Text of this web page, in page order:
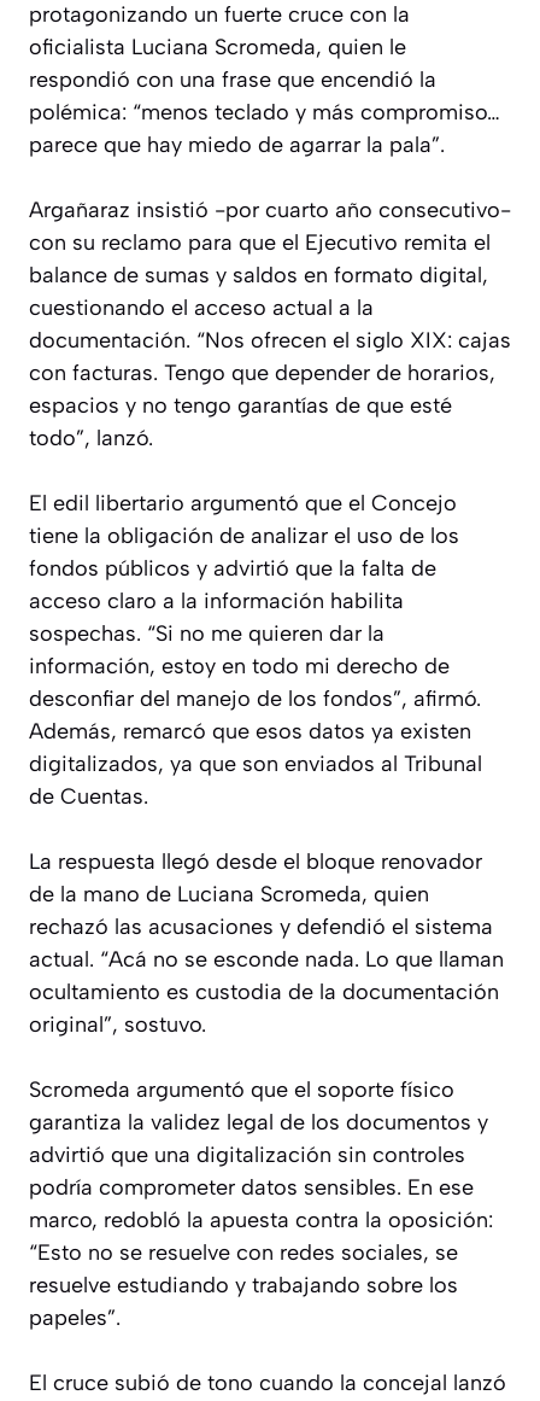
protagonizando un fuerte cruce con la
oficialista Luciana Scromeda, quien le
respondió con una frase que encendió la
polémica: “menos teclado y más compromiso…
parece que hay miedo de agarrar la pala”.
Argañaraz insistió -por cuarto año consecutivo-
con su reclamo para que el Ejecutivo remita el
balance de sumas y saldos en formato digital,
cuestionando el acceso actual a la
documentación. “Nos ofrecen el siglo XIX: cajas
con facturas. Tengo que depender de horarios,
espacios y no tengo garantías de que esté
todo”, lanzó.
El edil libertario argumentó que el Concejo
tiene la obligación de analizar el uso de los
fondos públicos y advirtió que la falta de
acceso claro a la información habilita
sospechas. “Si no me quieren dar la
información, estoy en todo mi derecho de
desconfiar del manejo de los fondos”, afirmó.
Además, remarcó que esos datos ya existen
digitalizados, ya que son enviados al Tribunal
de Cuentas.
La respuesta llegó desde el bloque renovador
de la mano de Luciana Scromeda, quien
rechazó las acusaciones y defendió el sistema
actual. “Acá no se esconde nada. Lo que llaman
ocultamiento es custodia de la documentación
original”, sostuvo.
Scromeda argumentó que el soporte físico
garantiza la validez legal de los documentos y
advirtió que una digitalización sin controles
podría comprometer datos sensibles. En ese
marco, redobló la apuesta contra la oposición:
“Esto no se resuelve con redes sociales, se
resuelve estudiando y trabajando sobre los
papeles”.
El cruce subió de tono cuando la concejal lanzó